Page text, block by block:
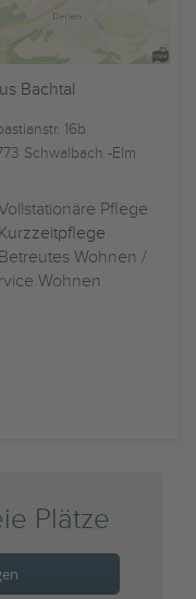
Bachtal
16b
Schwalbach -Elm
Pflege
Kurzzeitpflege
Betreutes Wohnen /
Wohnen
Plätze